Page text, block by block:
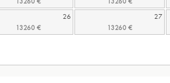
26 27